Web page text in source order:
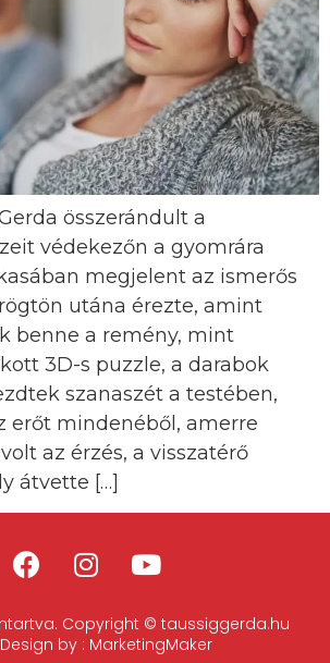
összerándult a
védekezőn a gyomrára
megjelent az ismerős
utána érezte, amint
benne a remény, mint
3D-s puzzle, a darabok
szanaszét a testében,
erőt mindenéből, amerre
az érzés, a visszatérő
átvette […]
Copyright © taussiggerda.hu
by : MarketingMaker